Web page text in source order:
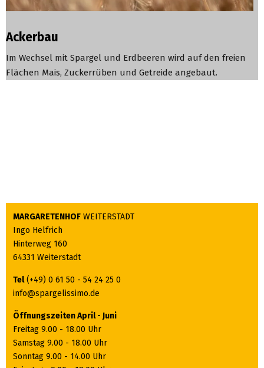
Ackerbau
Im Wechsel mit Spargel und Erdbeeren wird auf den freien
Flächen Mais, Zuckerrüben und Getreide angebaut.
MARGARETENHOF WEITERSTADT
Ingo Helfrich
Hinterweg 160
64331 Weiterstadt
Tel(+49) 0 61 50 - 54 24 25 0
info@spargelissimo.de
Öffnungszeiten April - Juni
Freitag 9.00 - 18.00 Uhr
Samstag 9.00 - 18.00 Uhr
Sonntag 9.00 - 14.00 Uhr